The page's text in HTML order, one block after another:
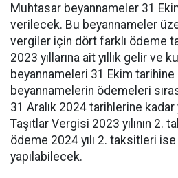
Muhtasar beyannameler 31
verilecek. Bu beyannameler
vergiler için dört farklı ödeme
2023 yıllarına ait yıllık gelir ve
beyannameleri 31 Ekim
beyannamelerin ödemeleri
31 Aralık 2024 tarihlerine kadar
Taşıtlar Vergisi 2023 yılının 2.
ödeme 2024 yılı 2. taksitleri
yapılabilecek.